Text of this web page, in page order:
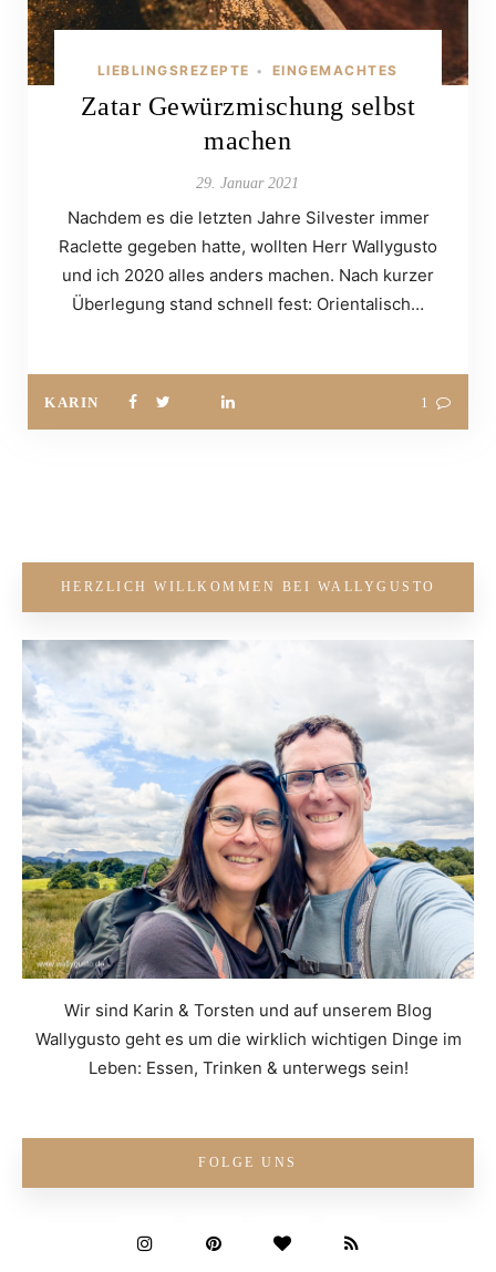
LIEBLINGSREZEPTE • EINGEMACHTES
Zatar Gewürzmischung selbst
machen
29. Januar 2021
Nachdem es die letzten Jahre Silvester immer
Raclette gegeben hatte, wollten Herr Wallygusto
und ich 2020 alles anders machen. Nach kurzer
Überlegung stand schnell fest: Orientalisch…
KARIN 1
HERZLICH WILLKOMMEN BEI WALLYGUSTO
Wir sind Karin & Torsten und auf unserem Blog
Wallygusto geht es um die wirklich wichtigen Dinge im
Leben: Essen, Trinken & unterwegs sein!
FOLGE UNS